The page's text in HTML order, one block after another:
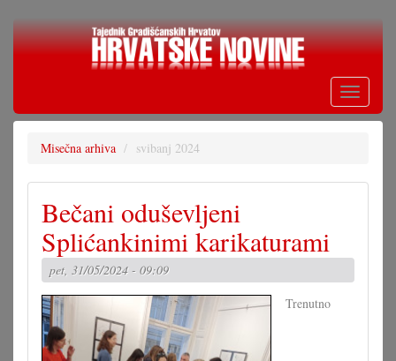
Skoči
Toggle
Misečna arhiva svibanj 2024
Bečani oduševljeni
Splićankinimi karikaturami
pet, 31/05/2024 - 09:09
Trenutno